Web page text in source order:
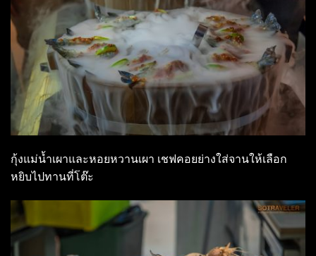
กุ้งแม่น้ำเผาและหอยหวานเผา เชฟคอยย่างใส่จานให้เลือก
หยิบไปทานที่โต๊ะ